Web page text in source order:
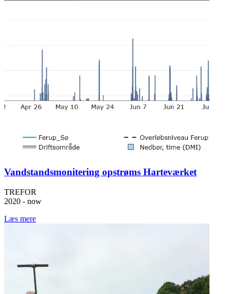
Vandstandsmonitering opstrøms Harteværket
TREFOR
2020 - now
Læs mere